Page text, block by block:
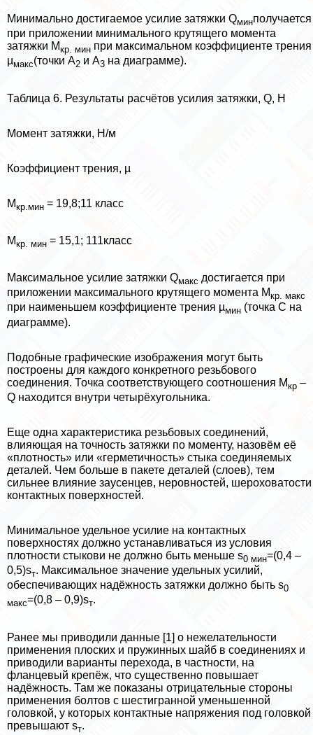
Минимально достигаемое усилие затяжки Qминполучается
при приложении минимального крутящего момента
затяжки Мкр. мин при максимальном коэффициенте трения
µмакс(точки А2 и А3 на диаграмме).
Таблица 6. Результаты расчётов усилия затяжки, Q, Н
Момент затяжки, Н/м
Коэффициент трения, µ
Мкр.мин = 19,8;11 класс
Мкр. мин = 15,1; 111класс
Максимальное усилие затяжки Qмакс достигается при
приложении максимального крутящего момента Мкр. макс
при наименьшем коэффициенте трения µмин (точка С на
диаграмме).
Подобные графические изображения могут быть
построены для каждого конкретного резьбового
соединения. Точка соответствующего соотношения Мкр –
Q находится внутри четырёхугольника.
Еще одна хаpaктеристика резьбовых соединений,
влияющая на точность затяжки по моменту, назовём её
«плотность» или «герметичность» стыка соединяемых
деталей. Чем больше в пакете деталей (слоев), тем
сильнее влияние заусенцев, неровностей, шероховатости
контактных поверхностей.
Минимальное удельное усилие на контактных
поверхностях должно устанавливаться из условия
плотности стыкови не должно быть меньше s0 мин=(0,4 –
0,5)sт. Максимальное значение удельных усилий,
обеспечивающих надёжность затяжки должно быть s0
макс=(0,8 – 0,9)sт.
Ранее мы приводили данные [1] о нежелательности
применения плоских и пружинных шайб в соединениях и
приводили варианты перехода, в частности, на
фланцевый крепёж, что существенно повышает
надёжность. Там же показаны отрицательные стороны
применения болтов с шестигранной уменьшенной
головкой, у которых контактные напряжения под головкой
превышают sт.